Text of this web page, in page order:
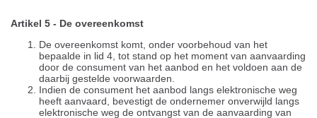
Artikel 5 - De overeenkomst
De overeenkomst komt, onder voorbehoud van het
bepaalde in lid 4, tot stand op het moment van aanvaarding
door de consument van het aanbod en het voldoen aan de
daarbij gestelde voorwaarden.
Indien de consument het aanbod langs elektronische weg
heeft aanvaard, bevestigt de ondernemer onverwijld langs
elektronische weg de ontvangst van de aanvaarding van